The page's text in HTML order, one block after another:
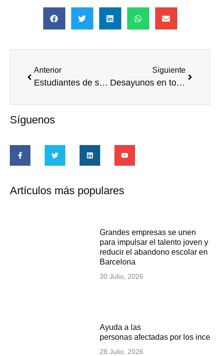
Anterior
Estudiantes de secundaria, campeones en eficiencia energética Repsol
Siguiente
Desayunos en torno al Voluntariado Corporativo
Síguenos
Artículos más populares
Grandes empresas se unen
para impulsar el talento joven y
reducir el abandono escolar en
Barcelona
30 Julio, 2026
Ayuda a las
personas afectadas por los
28 Julio, 2026